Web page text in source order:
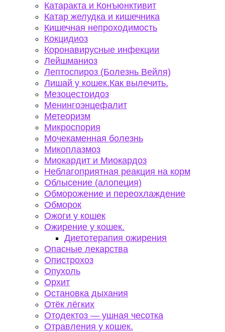
Катаракта и Конъюнктивит
Катар желудка и кишечника
Кишечная непроходимость
Кокцидиоз
Коронавирусные инфекции
Лейшманиоз
Лептоспироз (Болезнь Вейля)
Лишай у кошек.Как вылечить.
Мезоцестоидоз
Менингоэнцефалит
Метеоризм
Микроспория
Мочекаменная болезнь
Микоплазмоз
Миокардит и Миокардоз
Неблагоприятная реакция на корм
Облысение (алопеция)
Обморожение и переохлаждение
Обморок
Ожоги у кошек
Ожирение у кошек.
Диетотерапия ожирения
Опасные лекарства
Опистрохоз
Опухоль
Орхит
Остановка дыхания
Отёк лёгких
Отодектоз — ушная чесотка
Отравления у кошек.